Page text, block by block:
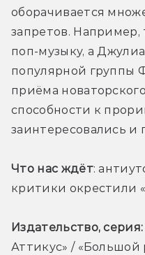
оборачивается
запретов. Например,
поп-музыку, а
популярной группы
приёма
способности к
заинтересовались и
Что нас ждёт:
критики окрестили
Издательство, серия:
Аттикус» / «Большой